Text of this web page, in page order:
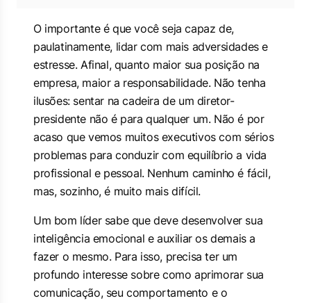
O importante é que você seja capaz de,
paulatinamente, lidar com mais adversidades e
estresse. Afinal, quanto maior sua posição na
empresa, maior a responsabilidade. Não tenha
ilusões: sentar na cadeira de um diretor-
presidente não é para qualquer um. Não é por
acaso que vemos muitos executivos com sérios
problemas para conduzir com equilíbrio a vida
profissional e pessoal. Nenhum caminho é fácil,
mas, sozinho, é muito mais difícil.
Um bom líder sabe que deve desenvolver sua
inteligência emocional e auxiliar os demais a
fazer o mesmo. Para isso, precisa ter um
profundo interesse sobre como aprimorar sua
comunicação, seu comportamento e o